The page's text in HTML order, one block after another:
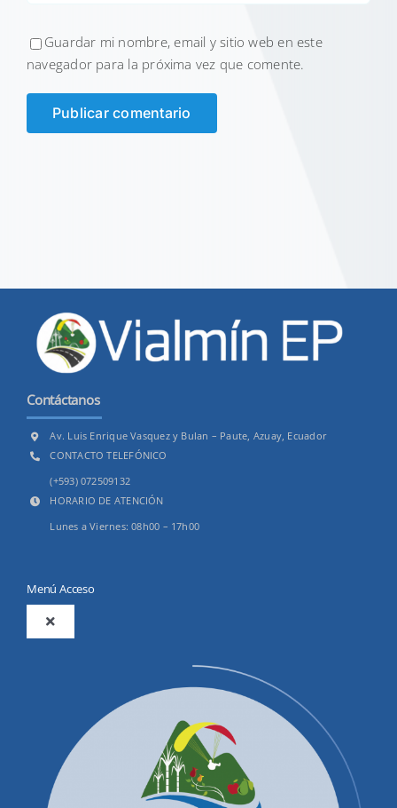
Guardar mi nombre, email y sitio web en este
navegador para la próxima vez que comente.
Contáctanos
Av. Luis Enrique Vasquez y Bulan – Paute, Azuay, Ecuador
CONTACTO TELEFÓNICO
(+593) 072509132
HORARIO DE ATENCIÓN
Lunes a Viernes: 08h00 – 17h00
Menú Acceso
Toggle
Productos y Servicios
Convocatorias Precalificación